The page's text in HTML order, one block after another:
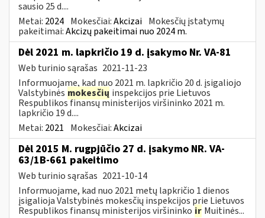
sausio 25 d....
Metai: 2024 Mokesčiai:Akcizai Mokesčių įstatymų
pakeitimai:Akcizų pakeitimai nuo 2024 m.
Dėl 2021 m. lapkričio 19 d. įsakymo Nr. VA-81
Web turinio sąrašas 2021-11-23
Informuojame, kad nuo 2021 m. lapkričio 20 d. įsigaliojo
Valstybinės mokesčių inspekcijos prie Lietuvos
Respublikos finansų ministerijos viršininko 2021 m.
lapkričio 19 d....
Metai: 2021 Mokesčiai:Akcizai
Dėl 2015 M. rugpjūčio 27 d. įsakymo NR. VA-
63/1B-661 pakeitimo
Web turinio sąrašas 2021-10-14
Informuojame, kad nuo 2021 metų lapkričio 1 dienos
įsigalioja Valstybinės mokesčių inspekcijos prie Lietuvos
Respublikos finansų ministerijos viršininko ir Muitinės...